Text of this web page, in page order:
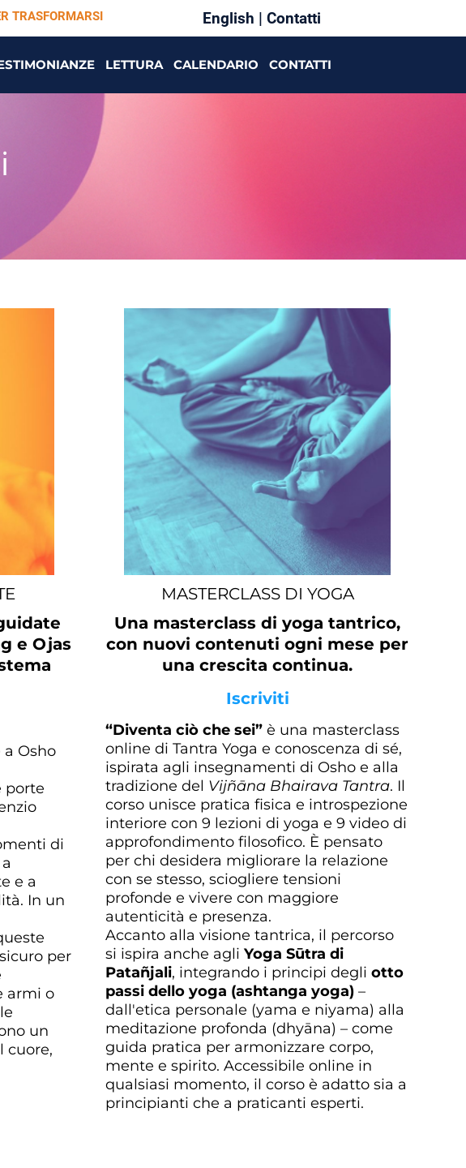
TRASFORMARSI English | Contatti
LETTURA CALENDARIO CONTATTI
e Ojas
a Osho
porte
di
e a
In un
per
armi o
un
cuore,
MASTERCLASS DI YOGA
Una masterclass di yoga tantrico,
con nuovi contenuti ogni mese per
una crescita continua.
Iscriviti
“Diventa ciò che sei” è una masterclass
online di Tantra Yoga e conoscenza di sé,
ispirata agli insegnamenti di Osho e alla
tradizione del Vijñāna Bhairava Tantra. Il
corso unisce pratica fisica e introspezione
interiore con 9 lezioni di yoga e 9 video di
approfondimento filosofico. È pensato
per chi desidera migliorare la relazione
con se stesso, sciogliere tensioni
profonde e vivere con maggiore
autenticità e presenza.
Accanto alla visione tantrica, il percorso
si ispira anche agliYoga Sūtra di
Patañjali, integrando i principi degliotto
passi dello yoga (ashtanga yoga) –
dall'etica personale (yama e niyama) alla
meditazione profonda (dhyāna) – come
guida pratica per armonizzare corpo,
mente e spirito. Accessibile online in
qualsiasi momento, il corso è adatto sia a
principianti che a praticanti esperti.